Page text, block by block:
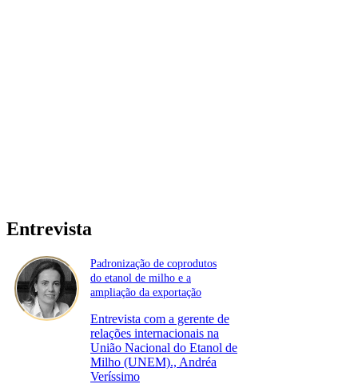
Entrevista
Padronização de coprodutos
do etanol de milho e a
ampliação da exportação
Entrevista com a gerente de
relações internacionais na
União Nacional do Etanol de
Milho (UNEM)., Andréa
Veríssimo